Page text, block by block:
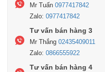
Mr Tuấn 0977417842
Zalo: 0977417842
Tư vấn bán hàng 3
Mr Thắng 02435409011
Zalo: 0866555922
Tư vấn bán hàng 4